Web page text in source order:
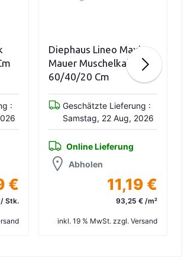
Lineo Maxi
Muschelkalk
Geschätzte Lieferung :
Samstag, 22 Aug, 2026
Online Lieferung
19 % MwSt. zzgl. Versand
Diephaus
Weiß-Schw
37,5/12,5/
Geschätzte
Samstag, 22
inkl. 19 % MwSt.